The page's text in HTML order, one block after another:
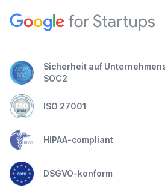
Sicherheit auf
SOC2
ISO 27001
HIPAA-compliant
DSGVO-konform